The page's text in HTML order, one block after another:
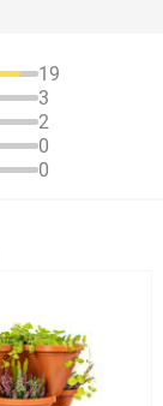
19
3
2
0
0